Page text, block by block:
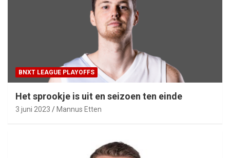
BNXT LEAGUE PLAYOFFS
Het sprookje is uit en seizoen ten einde
3 juni 2023 Mannus Etten